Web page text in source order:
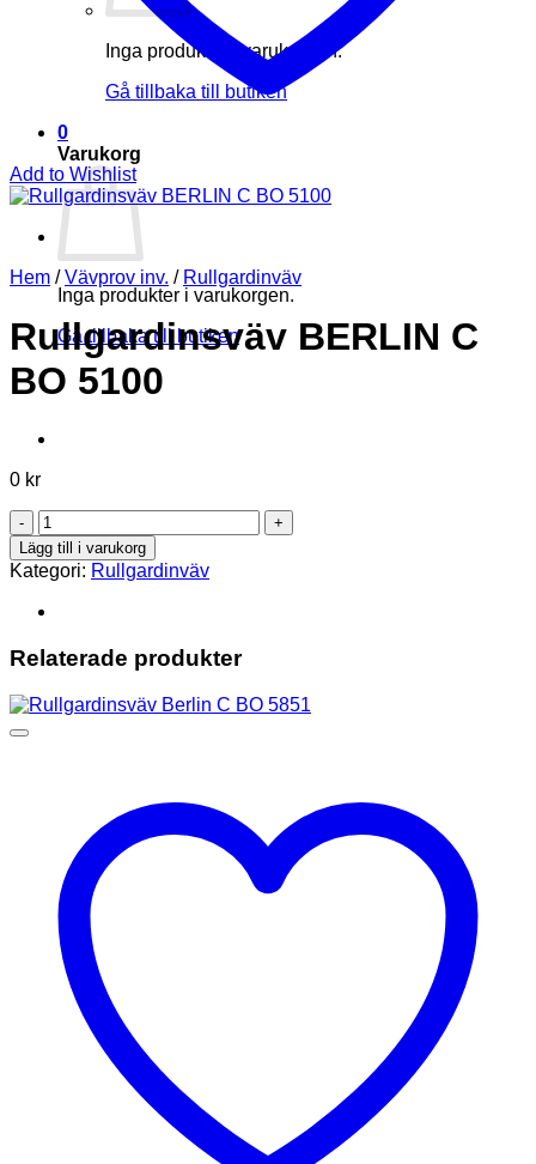
Inga produkter i varukorgen.
Gå tillbaka till butiken
0
Varukorg
Inga produkter i varukorgen.
Gå tillbaka till butiken
Add to Wishlist
Hem / Vävprov inv. / Rullgardinväv
Rullgardinsväv BERLIN C
BO 5100
0 kr
Rullgardinsväv
BERLIN
C
BO
5100
Lägg till i varukorg
Kategori: Rullgardinväv
Relaterade produkter